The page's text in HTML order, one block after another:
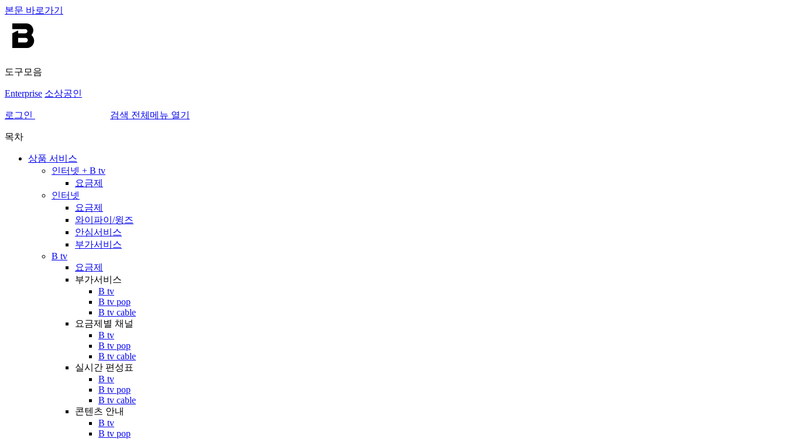
본문 바로가기
도구모음
Enterprise 소상공인
로그인 검색 전체메뉴 열기
목차
상품 서비스
인터넷 + B tv
요금제
인터넷
요금제
와이파이/윙즈
안심서비스
부가서비스
B tv
요금제
부가서비스
B tv
B tv pop
B tv cable
요금제별 채널
B tv
B tv pop
B tv cable
실시간 편성표
B tv
B tv pop
B tv cable
콘텐츠 안내
B tv
B tv pop